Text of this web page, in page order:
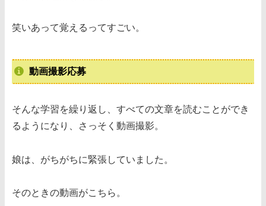
笑いあって覚えるってすごい。
動画撮影応募
そんな学習を繰り返し、すべての文章を読むことができ
るようになり、さっそく動画撮影。
娘は、がちがちに緊張していました。
そのときの動画がこちら。